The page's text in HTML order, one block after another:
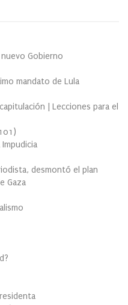
Gobierno
mandato de Lula
| Lecciones para el
)
desmontó el plan
Gaza